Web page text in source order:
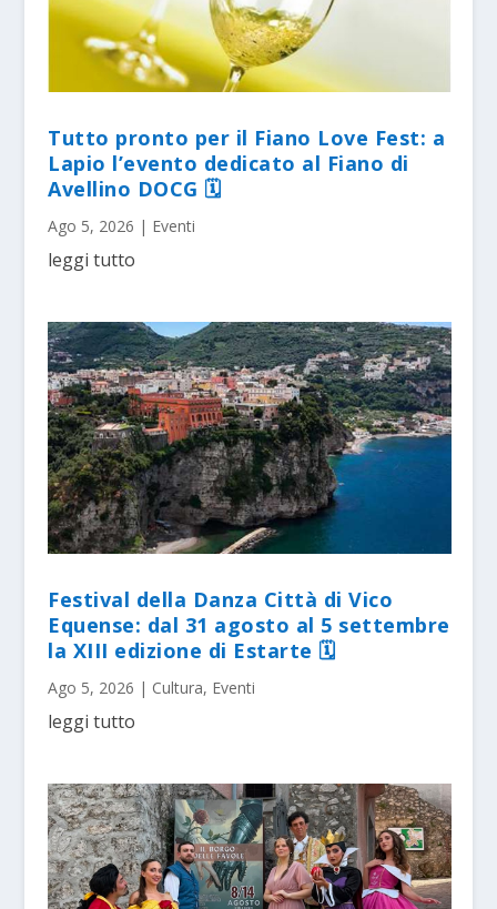
Tutto pronto per il Fiano Love Fest: a
Lapio l’evento dedicato al Fiano di
Avellino DOCG 🗓
Ago 5, 2026 | Eventi
leggi tutto
Festival della Danza Città di Vico
Equense: dal 31 agosto al 5 settembre
la XIII edizione di Estarte 🗓
Ago 5, 2026 | Cultura, Eventi
leggi tutto